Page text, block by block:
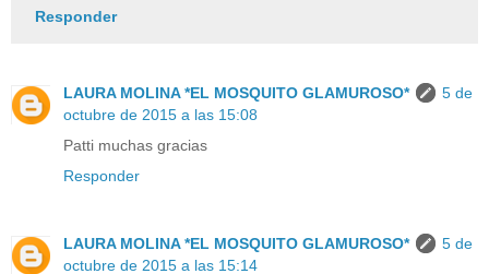
Responder
LAURA MOLINA *EL MOSQUITO GLAMUROSO*
5 de
octubre de 2015 a las 15:08
Patti muchas gracias
Responder
LAURA MOLINA *EL MOSQUITO GLAMUROSO*
5 de
octubre de 2015 a las 15:14